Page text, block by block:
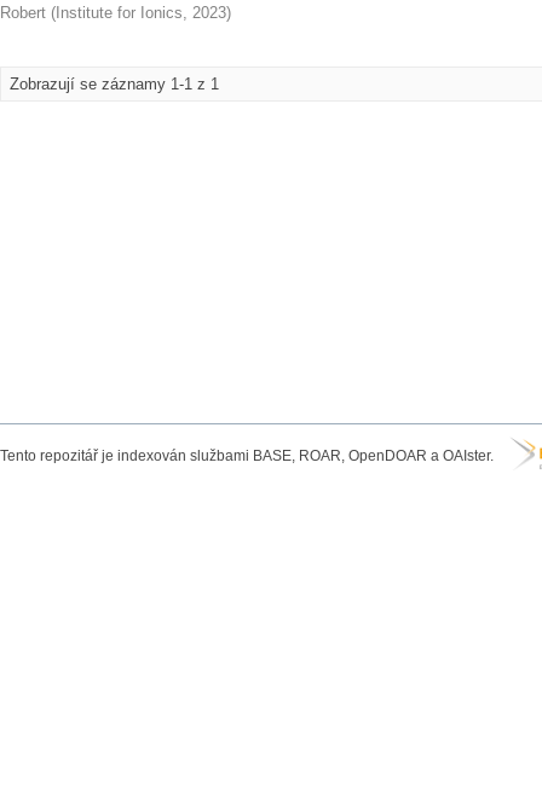
Robert ( Institute for Ionics, 2023)
Zobrazují se záznamy 1-1 z 1
Tento repozitář je indexován službami BASE, ROAR, OpenDOAR a OAIster.